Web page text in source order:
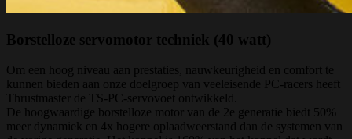
Borstelloze servomotor techniek (40 watt)
Om een hoog niveau aan prestaties, nauwkeurigheid en comfort te
kunnen bieden aan onze doelgroep van veeleisende PC-racers heeft
Thrustmaster de TS-PC-servovoet ontwikkeld.
De hoogwaardige borstelloze motor van de 2e generatie biedt 50%
meer dynamiek en 4x hogere oplaadweerstand dan de systemen van